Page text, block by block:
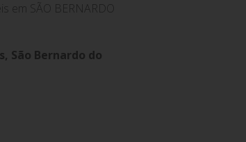
SÃO BERNARDO
São Bernardo do